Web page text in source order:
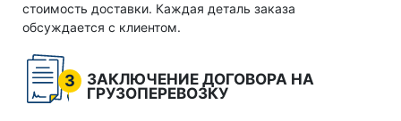
стоимость доставки. Каждая деталь заказа
обсуждается с клиентом.
3
ЗАКЛЮЧЕНИЕ ДОГОВОРА НА
ГРУЗОПЕРЕВОЗКУ